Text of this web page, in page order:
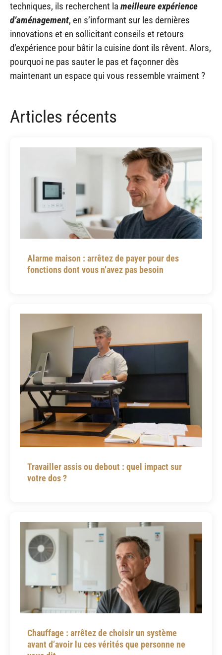
techniques, ils recherchent la meilleure expérience
d’aménagement, en s’informant sur les dernières
innovations et en sollicitant conseils et retours
d’expérience pour bâtir la cuisine dont ils rêvent. Alors,
pourquoi ne pas sauter le pas et façonner dès
maintenant un espace qui vous ressemble vraiment ?
Articles récents
Alarme maison : arrêtez de payer pour des
fonctions dont vous n’avez pas besoin
Travailler assis ou debout : quel impact sur
votre dos ?
Chauffage : arrêtez de choisir un système
avant d’avoir lu ces vérités que personne ne